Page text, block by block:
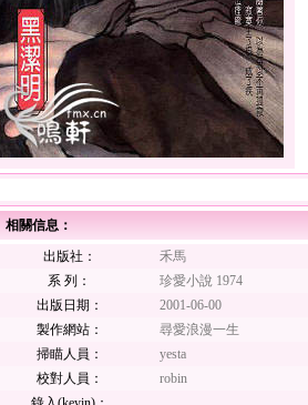
相關信息：
出版社：
禾馬
系 列：
珍愛小說 1974
出版日期：
2001-06-00
製作網站：
尋愛浪漫一生
掃瞄人員：
yesta
校對人員：
robin